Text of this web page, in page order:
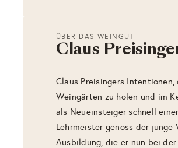
ÜBER DAS WEINGUT
Claus
Claus Preisingers
Weingärten zu holen und im
als Neueinsteiger schnell
Lehrmeister genoss der
Ausbildung, die er nun bei